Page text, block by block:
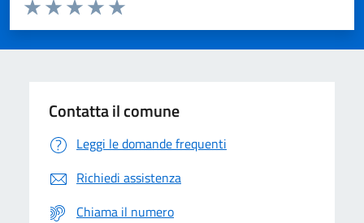
Domanda
Valuta 5 stelle su 5
Valuta 4 stelle su 5
Valuta 3 stelle su 5
Valuta 2 stelle su 5
Valuta 1 stelle su 5
Contatta il comune
Leggi le domande frequenti
Richiedi assistenza
Chiama il numero